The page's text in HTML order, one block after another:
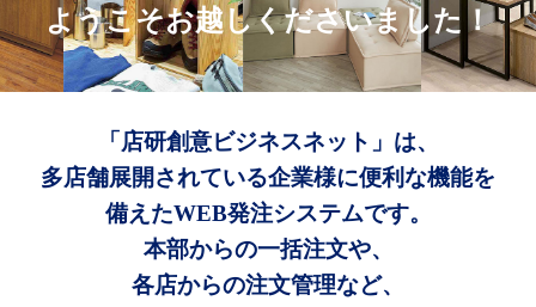
ようこそお越しくださいました！
「店研創意ビジネスネット」は、
多店舗展開されている企業様に便利な機能を
備えたWEB発注システムです。
本部からの一括注文や、
各店からの注文管理など、